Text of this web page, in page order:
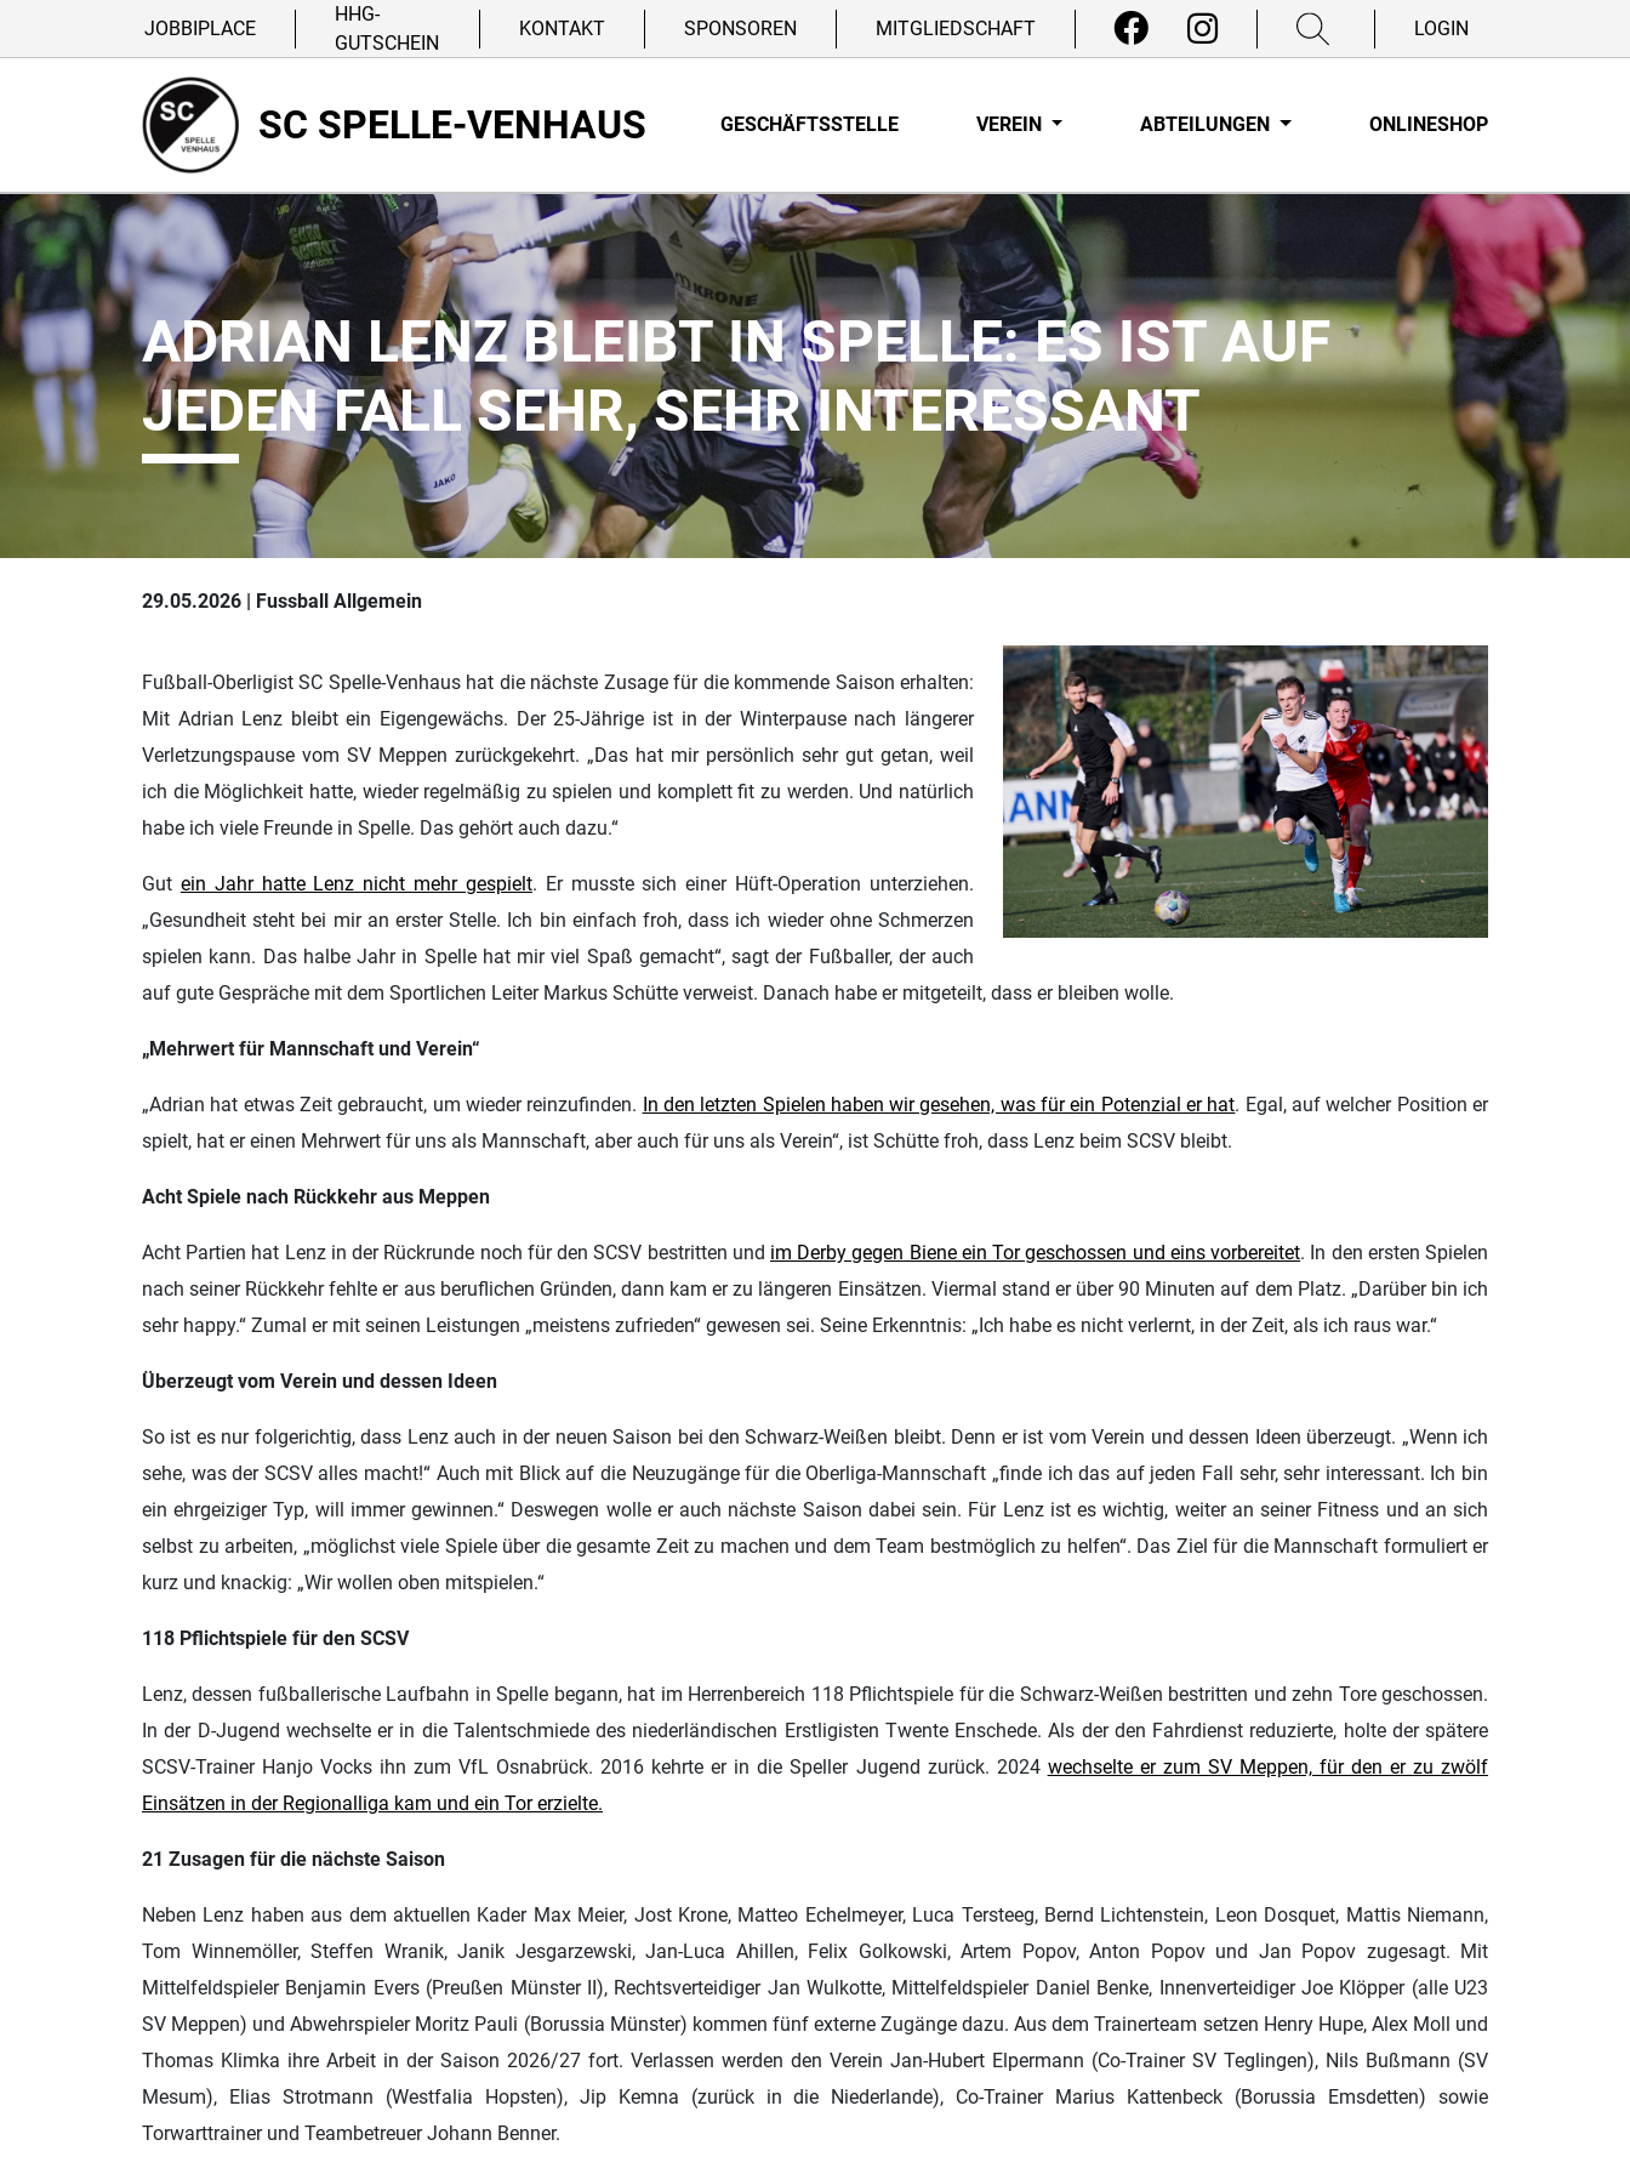
JOBBIPLACE
HHG-
GUTSCHEIN
KONTAKT SPONSOREN MITGLIEDSCHAFT LOGIN
SC SPELLE-VENHAUS GESCHÄFTSSTELLE VEREIN ABTEILUNGEN ONLINESHOP
ADRIAN LENZ BLEIBT IN SPELLE: ES IST AUF
JEDEN FALL SEHR, SEHR INTERESSANT
29.05.2026 | Fussball Allgemein
Fußball-Oberligist SC Spelle-Venhaus hat die nächste Zusage für die kommende Saison erhalten:
Mit Adrian Lenz bleibt ein Eigengewächs. Der 25-Jährige ist in der Winterpause nach längerer
Verletzungspause vom SV Meppen zurückgekehrt. „Das hat mir persönlich sehr gut getan, weil
ich die Möglichkeit hatte, wieder regelmäßig zu spielen und komplett fit zu werden. Und natürlich
habe ich viele Freunde in Spelle. Das gehört auch dazu.“
Gut ein Jahr hatte Lenz nicht mehr gespielt. Er musste sich einer Hüft-Operation unterziehen.
„Gesundheit steht bei mir an erster Stelle. Ich bin einfach froh, dass ich wieder ohne Schmerzen
spielen kann. Das halbe Jahr in Spelle hat mir viel Spaß gemacht“, sagt der Fußballer, der auch
auf gute Gespräche mit dem Sportlichen Leiter Markus Schütte verweist. Danach habe er mitgeteilt, dass er bleiben wolle.
„Mehrwert für Mannschaft und Verein“
„Adrian hat etwas Zeit gebraucht, um wieder reinzufinden. In den letzten Spielen haben wir gesehen, was für ein Potenzial er hat. Egal, auf welcher Position er
spielt, hat er einen Mehrwert für uns als Mannschaft, aber auch für uns als Verein“, ist Schütte froh, dass Lenz beim SCSV bleibt.
Acht Spiele nach Rückkehr aus Meppen
Acht Partien hat Lenz in der Rückrunde noch für den SCSV bestritten und im Derby gegen Biene ein Tor geschossen und eins vorbereitet. In den ersten Spielen
nach seiner Rückkehr fehlte er aus beruflichen Gründen, dann kam er zu längeren Einsätzen. Viermal stand er über 90 Minuten auf dem Platz. „Darüber bin ich
sehr happy.“ Zumal er mit seinen Leistungen „meistens zufrieden“ gewesen sei. Seine Erkenntnis: „Ich habe es nicht verlernt, in der Zeit, als ich raus war.“
Überzeugt vom Verein und dessen Ideen
So ist es nur folgerichtig, dass Lenz auch in der neuen Saison bei den Schwarz-Weißen bleibt. Denn er ist vom Verein und dessen Ideen überzeugt. „Wenn ich
sehe, was der SCSV alles macht!“ Auch mit Blick auf die Neuzugänge für die Oberliga-Mannschaft „finde ich das auf jeden Fall sehr, sehr interessant. Ich bin
ein ehrgeiziger Typ, will immer gewinnen.“ Deswegen wolle er auch nächste Saison dabei sein. Für Lenz ist es wichtig, weiter an seiner Fitness und an sich
selbst zu arbeiten, „möglichst viele Spiele über die gesamte Zeit zu machen und dem Team bestmöglich zu helfen“. Das Ziel für die Mannschaft formuliert er
kurz und knackig: „Wir wollen oben mitspielen.“
118 Pflichtspiele für den SCSV
Lenz, dessen fußballerische Laufbahn in Spelle begann, hat im Herrenbereich 118 Pflichtspiele für die Schwarz-Weißen bestritten und zehn Tore geschossen.
In der D-Jugend wechselte er in die Talentschmiede des niederländischen Erstligisten Twente Enschede. Als der den Fahrdienst reduzierte, holte der spätere
SCSV-Trainer Hanjo Vocks ihn zum VfL Osnabrück. 2016 kehrte er in die Speller Jugend zurück. 2024 wechselte er zum SV Meppen, für den er zu zwölf
Einsätzen in der Regionalliga kam und ein Tor erzielte.
21 Zusagen für die nächste Saison
Neben Lenz haben aus dem aktuellen Kader Max Meier, Jost Krone, Matteo Echelmeyer, Luca Tersteeg, Bernd Lichtenstein, Leon Dosquet, Mattis Niemann,
Tom Winnemöller, Steffen Wranik, Janik Jesgarzewski, Jan-Luca Ahillen, Felix Golkowski, Artem Popov, Anton Popov und Jan Popov zugesagt. Mit
Mittelfeldspieler Benjamin Evers (Preußen Münster II), Rechtsverteidiger Jan Wulkotte, Mittelfeldspieler Daniel Benke, Innenverteidiger Joe Klöpper (alle U23
SV Meppen) und Abwehrspieler Moritz Pauli (Borussia Münster) kommen fünf externe Zugänge dazu. Aus dem Trainerteam setzen Henry Hupe, Alex Moll und
Thomas Klimka ihre Arbeit in der Saison 2026/27 fort. Verlassen werden den Verein Jan-Hubert Elpermann (Co-Trainer SV Teglingen), Nils Bußmann (SV
Mesum), Elias Strotmann (Westfalia Hopsten), Jip Kemna (zurück in die Niederlande), Co-Trainer Marius Kattenbeck (Borussia Emsdetten) sowie
Torwarttrainer und Teambetreuer Johann Benner.